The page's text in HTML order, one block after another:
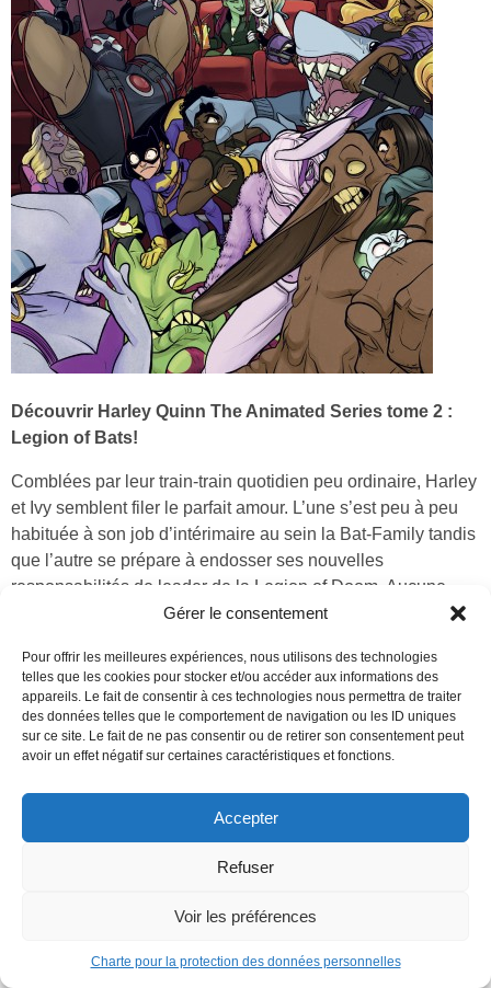
Gérer le consentement
Pour offrir les meilleures expériences, nous utilisons des technologies
telles que les cookies pour stocker et/ou accéder aux informations des
appareils. Le fait de consentir à ces technologies nous permettra de traiter
des données telles que le comportement de navigation ou les ID uniques
sur ce site. Le fait de ne pas consentir ou de retirer son consentement peut
avoir un effet négatif sur certaines caractéristiques et fonctions.
Accepter
Refuser
Voir les préférences
Charte pour la protection des données personnelles
Découvrir Harley Quinn The Animated Series tome 2 :
Legion of Bats!
Comblées par leur train-train quotidien peu ordinaire, Harley
et Ivy semblent filer le parfait amour. L’une s’est peu à peu
habituée à son job d’intérimaire au sein la Bat-Family tandis
que l’autre se prépare à endosser ses nouvelles
responsabilités de leader de la Legion of Doom. Aucune
ombre à ce beau tableau… jusqu’à ce qu’un fantôme du
relation.
Découvrir
FONDS D'ÉCRAN
POISON IVY WALLPAPERS